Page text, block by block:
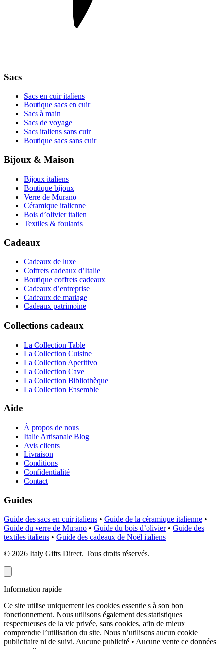
Sacs
Sacs en cuir italiens
Boutique sacs en cuir
Sacs à main
Sacs de voyage
Sacs italiens sans cuir
Boutique sacs sans cuir
Bijoux & Maison
Bijoux italiens
Boutique bijoux
Verre de Murano
Céramique italienne
Bois d’olivier italien
Textiles & foulards
Cadeaux
Cadeaux de luxe
Coffrets cadeaux d’Italie
Boutique coffrets cadeaux
Cadeaux d’entreprise
Cadeaux de mariage
Cadeaux patrimoine
Collections cadeaux
La Collection Table
La Collection Cuisine
La Collection Aperitivo
La Collection Cave
La Collection Bibliothèque
La Collection Ensemble
Aide
À propos de nous
Italie Artisanale Blog
Avis clients
Livraison
Conditions
Confidentialité
Contact
Guides
Guide des sacs en cuir italiens • Guide de la céramique italienne •
Guide du verre de Murano • Guide du bois d’olivier • Guide des
textiles italiens • Guide des cadeaux de Noël italiens
© 2026 Italy Gifts Direct. Tous droits réservés.
Information rapide
Ce site utilise uniquement les cookies essentiels à son bon
fonctionnement. Nous utilisons également des statistiques
respectueuses de la vie privée, sans cookies, afin de mieux
comprendre l’utilisation du site. Nous n’utilisons aucun cookie
publicitaire ni de suivi. Aucune publicité • Aucune vente de données